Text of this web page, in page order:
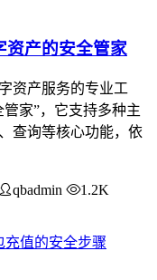
资产的安全管家
资产服务的专业工
家”，它支持多种主
查询等核心功能，依
qbadmin
1.2K